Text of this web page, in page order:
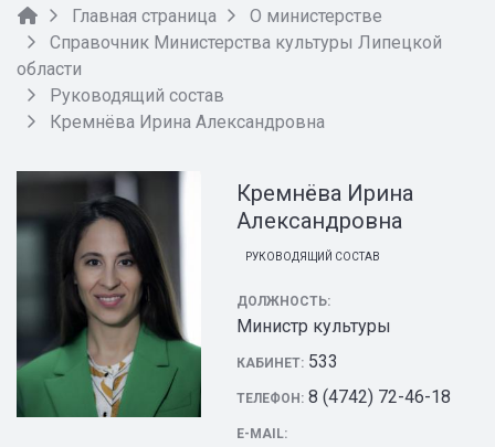
Главная страница
О министерстве
Справочник Министерства культуры Липецкой
области
Руководящий состав
Кремнёва Ирина Александровна
Кремнёва Ирина
Александровна
РУКОВОДЯЩИЙ СОСТАВ
ДОЛЖНОСТЬ:
Министр культуры
КАБИНЕТ: 533
ТЕЛЕФОН: 8 (4742) 72-46-18
E-MAIL: